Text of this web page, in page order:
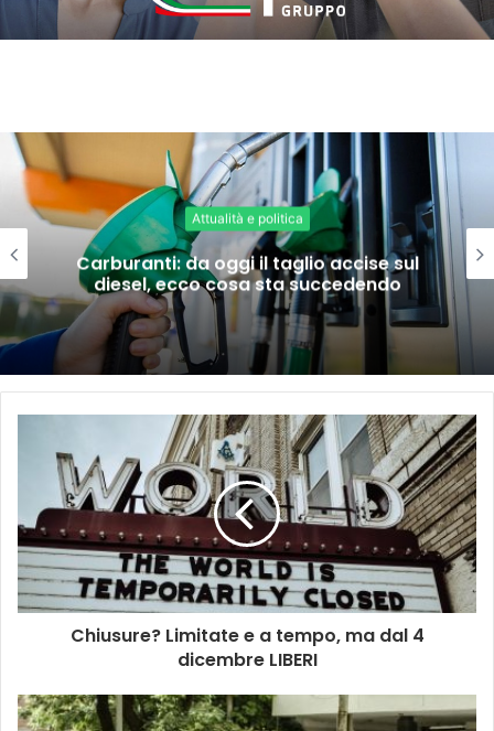
Attualità e politica
Carburanti: da oggi il taglio accise sul
diesel, ecco cosa sta succedendo
Chiusure? Limitate e a tempo, ma dal 4
dicembre LIBERI